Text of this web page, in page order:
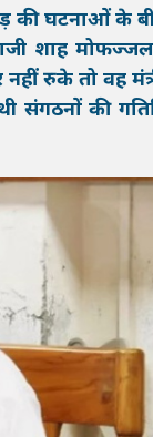
की घटनाओं के
शाह
रुके तो वह
की